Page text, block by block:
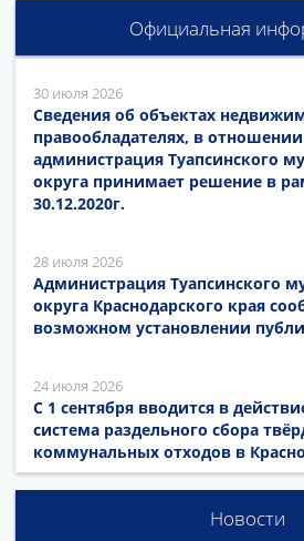
Официальная
30 июля 2026
Сведения об объектах
правообладателях, в
администрация Туапсинского
округа принимает решение в
30.12.2020г.
28 июля 2026
Администрация Туапсинского
округа Краснодарского края
возможном установлении
24 июля 2026
С 1 сентября вводится в
система раздельного сбора
коммунальных отходов в
Новости